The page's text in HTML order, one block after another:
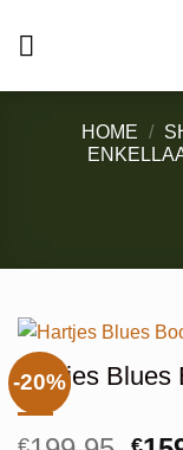
naar
HOME /
-20%
Hartjes Blues